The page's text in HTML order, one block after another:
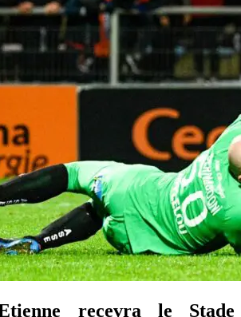
recevra le Stade